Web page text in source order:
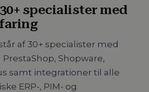
specialister med
af 30+ specialister med
Shopware,
samt integrationer til alle
ERP-, PIM- og